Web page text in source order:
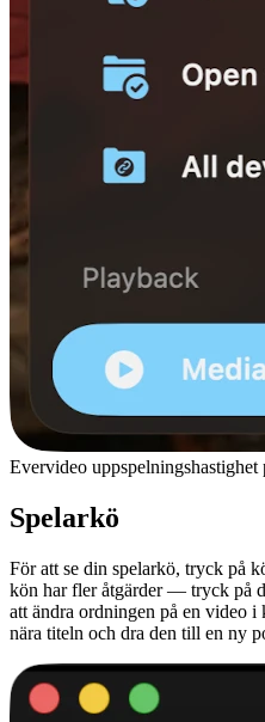
Evervideo
Spelarkö
För att se din spelarkö, tryck på
kön har fler åtgärder — tryck på
att ändra ordningen på en video
nära titeln och dra den till en ny